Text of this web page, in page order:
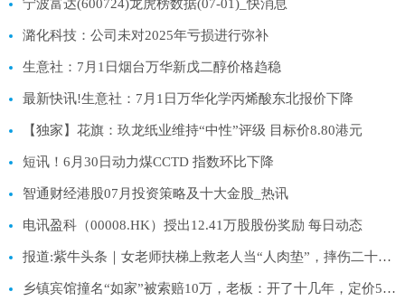
宁波富达(600724)龙虎榜数据(07-01)_快消息
潞化科技：公司未对2025年亏损进行弥补
生意社：7月1日烟台万华新戊二醇价格趋稳
最新快讯!生意社：7月1日万华化学丙烯酸东北报价下降
【独家】花旗：玖龙纸业维持“中性”评级 目标价8.80港元
短讯！6月30日动力煤CCTD 指数环比下降
智通财经港股07月投资策略及十大金股_热讯
电讯盈科（00008.HK）授出12.41万股股份奖励 每日动态
报道:紫牛头条｜女老师扶梯上救老人当“人肉垫”，摔伤二十多处婉拒医药费，警方启动见义勇为申报程序
乡镇宾馆撞名“如家”被索赔10万，老板：开了十几年，定价50元一晚